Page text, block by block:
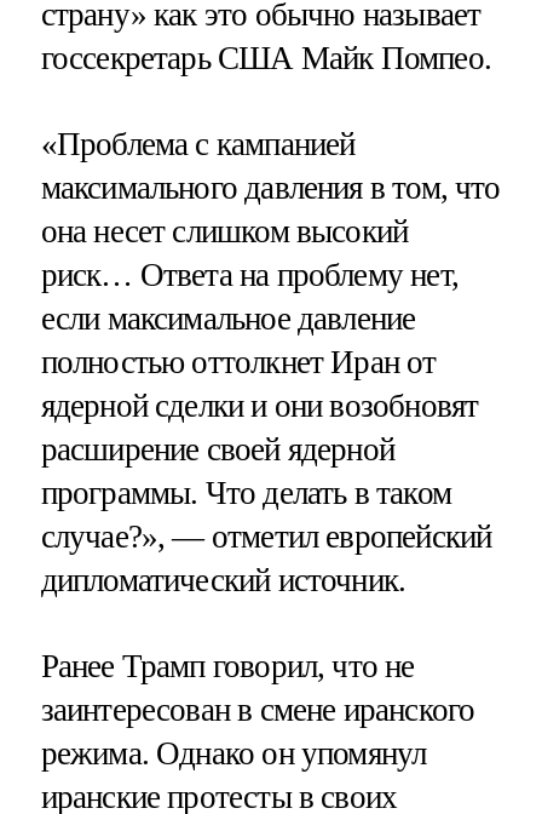
страну» как это обычно называет
госсекретарь США Майк Помпео.
«Проблема с кампанией
максимального давления в том, что
она несет слишком высокий
риск… Ответа на проблему нет,
если максимальное давление
полностью оттолкнет Иран от
ядерной сделки и они возобновят
расширение своей ядерной
программы. Что делать в таком
случае?», — отметил европейский
дипломатический источник.
Ранее Трамп говорил, что не
заинтересован в смене иранского
режима. Однако он упомянул
иранские протесты в своих